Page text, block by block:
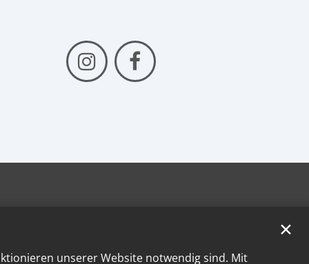
unserer Website notwendig sind. Mit
✕